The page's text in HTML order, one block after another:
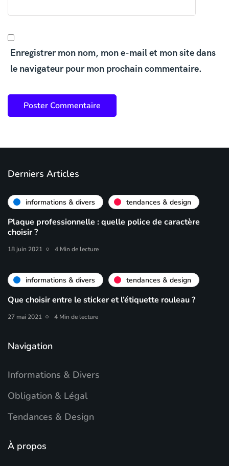
Enregistrer mon nom, mon e-mail et mon site dans
le navigateur pour mon prochain commentaire.
Derniers Articles
informations & divers tendances & design
Plaque professionnelle : quelle police de caractère
choisir ?
18 juin 2021 4 Min de lecture
informations & divers tendances & design
Que choisir entre le sticker et l’étiquette rouleau ?
27 mai 2021 4 Min de lecture
Navigation
Informations & Divers
Obligation & Légal
Tendances & Design
À propos